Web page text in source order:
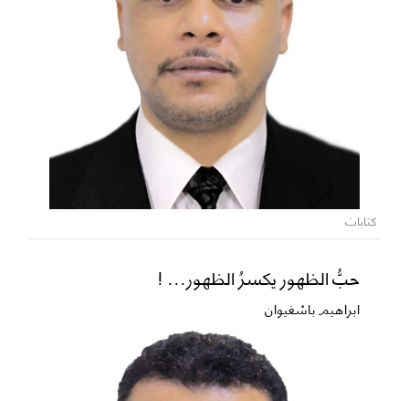
كتابات
حبُّ الظهور يكسرُ الظهور... !
ابراهيم باشغيوان